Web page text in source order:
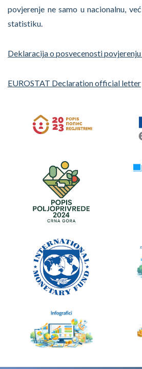
povjerenje ne samo u nacionalnu,
statistiku.
Deklaracija o posvecenosti
EUROSTAT Declaration official letter